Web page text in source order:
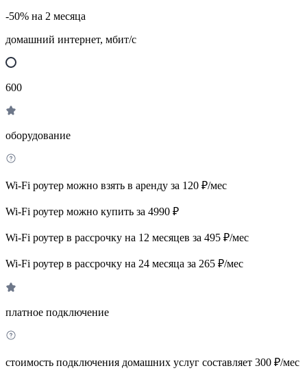
-50% на 2 месяца
домашний интернет, мбит/с
600
оборудование
Wi-Fi роутер можно взять в аренду за 120 ₽/мес
Wi-Fi роутер можно купить за 4990 ₽
Wi-Fi роутер в рассрочку на 12 месяцев за 495 ₽/мес
Wi-Fi роутер в рассрочку на 24 месяца за 265 ₽/мес
платное подключение
стоимость подключения домашних услуг составляет 300 ₽/мес